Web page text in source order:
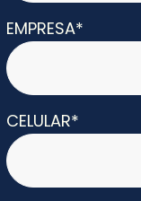
EMPRESA*
CELULAR*